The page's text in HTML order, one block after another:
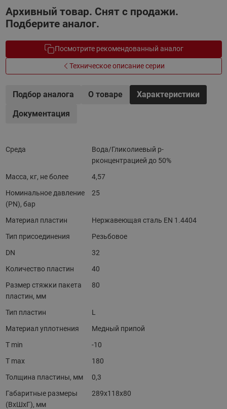
Архивный товар. Снят с продажи.
Подберите аналог.
Посмотрите рекомендованный аналог
Техническое описание серии
Подбор аналога О товаре
Характеристики
Документация
Среда
Вода/Гликолиевый р-
рконцентрацией до 50%
Масса, кг, не более
4,57
Номинальное давление
(PN), бар
25
Материал пластин
Нержавеющая сталь EN 1.4404
Тип присоединения
Резьбовое
DN
32
Количество пластин
40
Размер стяжки пакета
пластин, мм
80
Тип пластин
L
Материал уплотнения
Медный припой
T min
-10
T max
180
Толщина пластины, мм
0,3
Габаритные размеры
(ВхШхГ), мм
289x118x80